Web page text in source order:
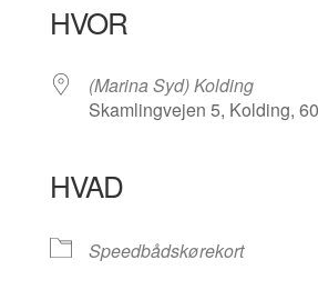
HVOR
(Marina Syd) Kolding
Skamlingvejen 5, Kolding,
HVAD
Speedbådskørekort